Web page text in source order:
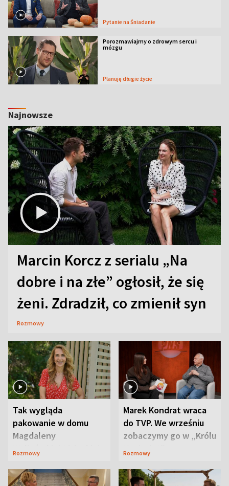
Pytanie na Śniadanie
Porozmawiajmy o zdrowym sercu i
mózgu
Planuję długie życie
Najnowsze
Marcin Korcz z serialu „Na
dobre i na złe” ogłosił, że się
żeni. Zdradził, co zmienił syn
Rozmowy
Tak wygląda
pakowanie w domu
Magdaleny
Waligórskiej-Lisieckiej.
Rozmowy
Marek Kondrat wraca
do TVP. We wrześniu
zobaczymy go w „Królu
Maciusiu I”
Rozmowy